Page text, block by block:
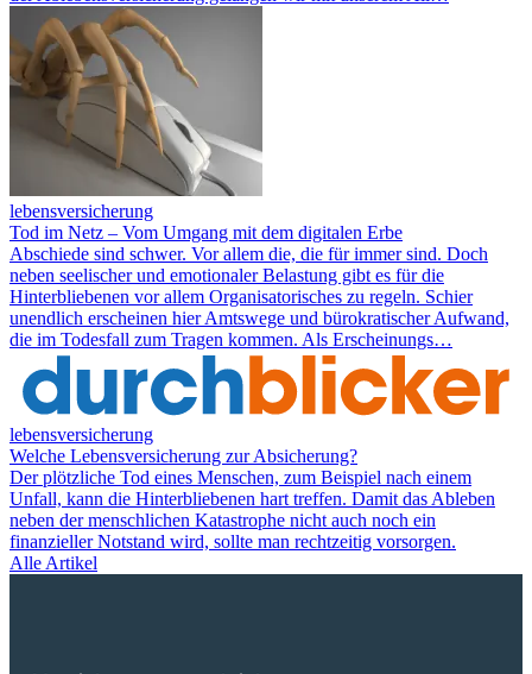
lebensversicherung
Tod im Netz – Vom Umgang mit dem digitalen Erbe
Abschiede sind schwer. Vor allem die, die für immer sind. Doch
neben seelischer und emotionaler Belastung gibt es für die
Hinterbliebenen vor allem Organisatorisches zu regeln. Schier
unendlich erscheinen hier Amtswege und bürokratischer Aufwand,
die im Todesfall zum Tragen kommen. Als Erscheinungs…
lebensversicherung
Welche Lebensversicherung zur Absicherung?
Der plötzliche Tod eines Menschen, zum Beispiel nach einem
Unfall, kann die Hinterbliebenen hart treffen. Damit das Ableben
neben der menschlichen Katastrophe nicht auch noch ein
finanzieller Notstand wird, sollte man rechtzeitig vorsorgen.
Alle Artikel